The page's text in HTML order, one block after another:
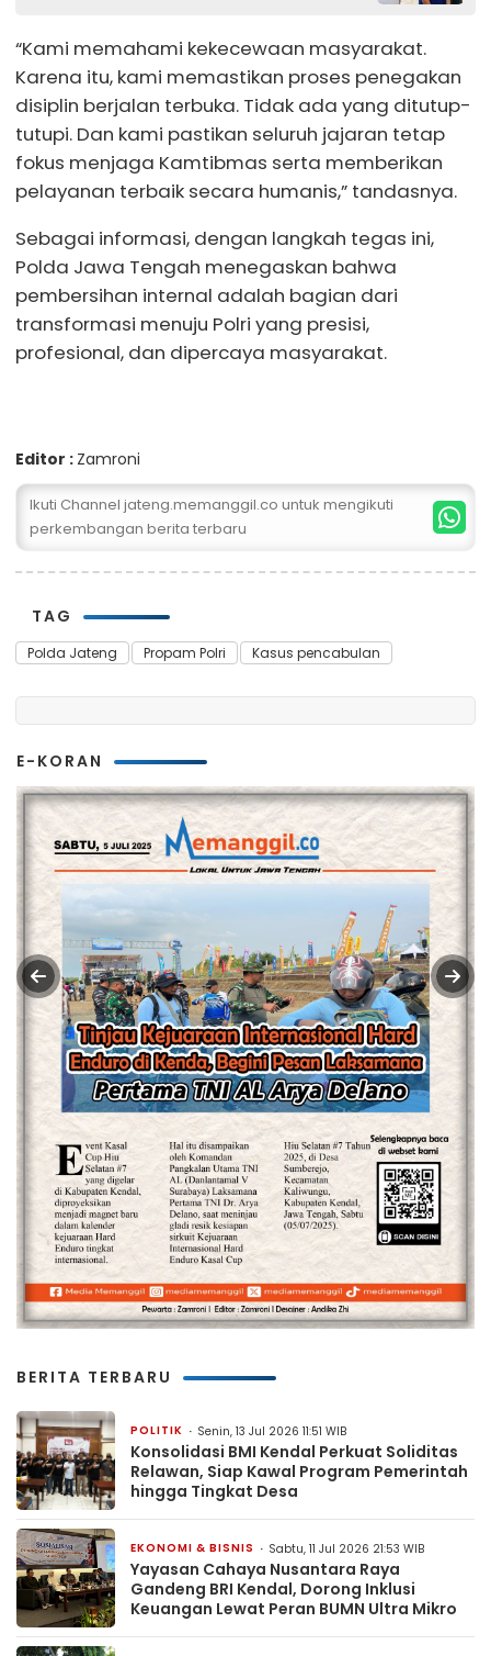
“Kami memahami kekecewaan masyarakat.
Karena itu, kami memastikan proses penegakan
disiplin berjalan terbuka. Tidak ada yang ditutup-
tutupi. Dan kami pastikan seluruh jajaran tetap
fokus menjaga Kamtibmas serta memberikan
pelayanan terbaik secara humanis,” tandasnya.
Sebagai informasi, dengan langkah tegas ini,
Polda Jawa Tengah menegaskan bahwa
pembersihan internal adalah bagian dari
transformasi menuju Polri yang presisi,
profesional, dan dipercaya masyarakat.
Editor : Zamroni
Ikuti Channel jateng.memanggil.co untuk mengikuti
perkembangan berita terbaru
TAG
Polda Jateng Propam Polri Kasus pencabulan
E-KORAN
BERITA TERBARU
POLITIK Senin, 13 Jul 2026 11:51 WIB
Konsolidasi BMI Kendal Perkuat Soliditas
Relawan, Siap Kawal Program Pemerintah
hingga Tingkat Desa
EKONOMI & BISNIS Sabtu, 11 Jul 2026 21:53 WIB
Yayasan Cahaya Nusantara Raya
Gandeng BRI Kendal, Dorong Inklusi
Keuangan Lewat Peran BUMN Ultra Mikro